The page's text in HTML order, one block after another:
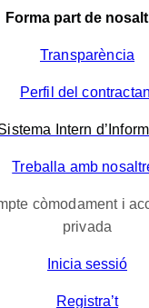
Forma part de
Transparència
Perfil del
Intern
Treballa amb
còmodament i
privada
Inicia sessió
Registra’t